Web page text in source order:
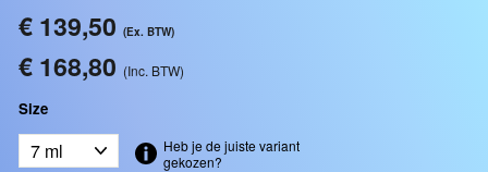
Reguliere
€ 139,50 (Ex. BTW)
€ 168,80 (Inc. BTW)
Size
Heb je de juiste variant
gekozen?